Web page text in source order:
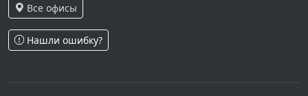
Все офисы
Нашли ошибку?